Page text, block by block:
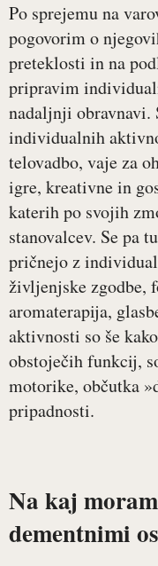
Po sprejemu na
pogovorim o
preteklosti in na
pripravim
nadaljnji obravnavi.
individualnih
telovadbo, vaje za
igre, kreativne in
katerih po svojih
stanovalcev. Se pa
pričnejo z
življenjske zgodbe,
aromaterapija,
aktivnosti so še
obstoječih funkcij,
motorike, občutka
pripadnosti.
Na kaj
dementnimi